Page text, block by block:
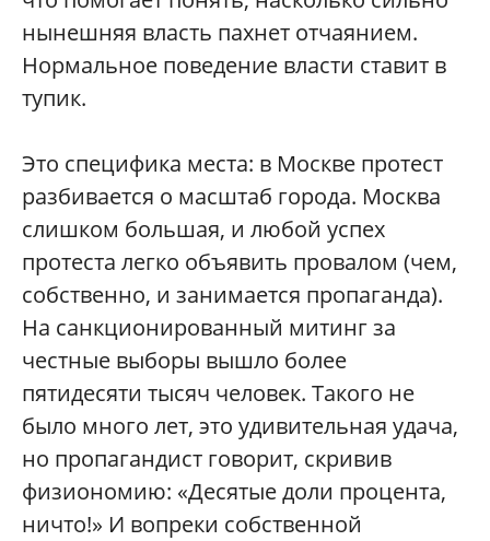
нынешняя власть пахнет отчаянием.
Нормальное поведение власти ставит в
тупик.
Это специфика места: в Москве протест
разбивается о масштаб города. Москва
слишком большая, и любой успех
протеста легко объявить провалом (чем,
собственно, и занимается пропаганда).
На санкционированный митинг за
честные выборы вышло более
пятидесяти тысяч человек. Такого не
было много лет, это удивительная удача,
но пропагандист говорит, скривив
физиономию: «Десятые доли процента,
ничто!» И вопреки собственной